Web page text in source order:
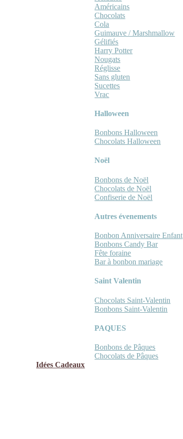
Américains
Chocolats
Cola
Guimauve / Marshmallow
Gélifiés
Harry Potter
Nougats
Réglisse
Sans gluten
Sucettes
Vrac
Halloween
Bonbons Halloween
Chocolats Halloween
Noël
Bonbons de Noël
Chocolats de Noël
Confiserie de Noël
Autres évenements
Bonbon Anniversaire Enfant
Bonbons Candy Bar
Fête foraine
Bar à bonbon mariage
Saint Valentin
Chocolats Saint-Valentin
Bonbons Saint-Valentin
PAQUES
Bonbons de Pâques
Chocolats de Pâques
Idées Cadeaux